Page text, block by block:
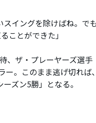
スイングを除けばね。でも
ことができた」
、ザ・プレーヤーズ選手
。このまま逃げ切れば、
ズン5勝」となる。